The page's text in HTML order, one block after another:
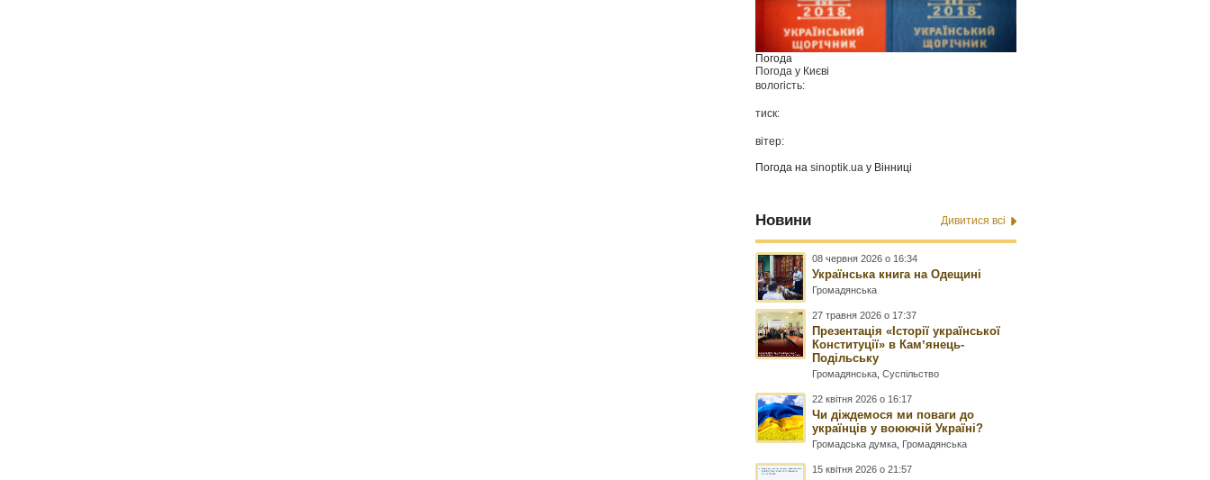
Погода
Погода у Києві
вологість:
тиск:
вітер:
Погода наsinoptik.ua у Вінниці
Новини Дивитися всі
08 червня 2026 о 16:34
Українська книга на Одещині
Громадянська
27 травня 2026 о 17:37
Презентація «Історії української
Конституції» в Камʼянець-
Подільську
Громадянська ,Суспільство
22 квітня 2026 о 16:17
Чи діждемося ми поваги до
українців у воюючій Україні?
Громадська думка Громадянська
15 квітня 2026 о 21:57